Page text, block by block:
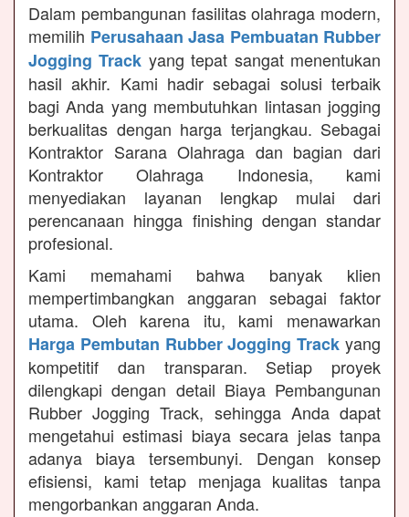
Dalam pembangunan fasilitas olahraga modern,
memilih Perusahaan Jasa Pembuatan Rubber
Jogging Track yang tepat sangat menentukan
hasil akhir. Kami hadir sebagai solusi terbaik
bagi Anda yang membutuhkan lintasan jogging
berkualitas dengan harga terjangkau. Sebagai
Kontraktor Sarana Olahraga dan bagian dari
Kontraktor Olahraga Indonesia, kami
menyediakan layanan lengkap mulai dari
perencanaan hingga finishing dengan standar
profesional.
Kami memahami bahwa banyak klien
mempertimbangkan anggaran sebagai faktor
utama. Oleh karena itu, kami menawarkan
Harga Pembutan Rubber Jogging Track yang
kompetitif dan transparan. Setiap proyek
dilengkapi dengan detail Biaya Pembangunan
Rubber Jogging Track, sehingga Anda dapat
mengetahui estimasi biaya secara jelas tanpa
adanya biaya tersembunyi. Dengan konsep
efisiensi, kami tetap menjaga kualitas tanpa
mengorbankan anggaran Anda.